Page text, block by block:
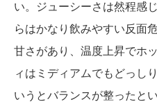
い。ジューシーさは然程感
らはかなり飲みやすい反面
甘さがあり、温度上昇でホ
ィはミディアムでもどっし
いうとバランスが整ったと